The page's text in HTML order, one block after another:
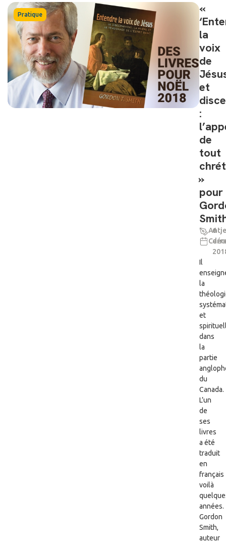
Pratique
«
la
voix
de
et
:
de
tout
»
pour
Antje
6
Il
la
et
dans
la
partie
du
Canada.
L’un
de
ses
livres
a été
traduit
en
français
voilà
années.
Gordon
Smith,
auteur